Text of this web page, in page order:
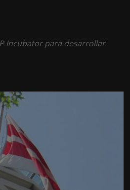
Incubator para desarrollar